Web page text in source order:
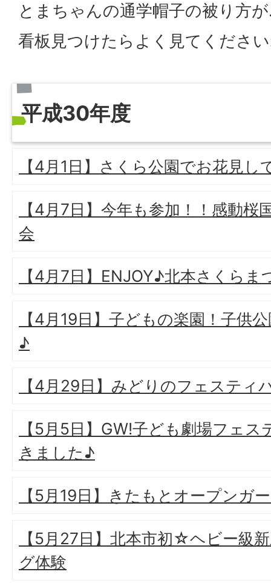
とまちゃんの通学帽子の被り方
看板見つけたらよく見てくださ
平成30年度
【4月1日】さくら公園でお花見し
【4月7日】今年も参加！！感動
会
【4月7日】ENJOY♪北本さくらま
【4月19日】子どもの楽園！子供
♪
【4月29日】みどりのフェスティ
【5月5日】GW!子ども劇場フェ
きました♪
【5月19日】きたもとオープンガ
【5月27日】北本市初☆ヘビー級
グ体験